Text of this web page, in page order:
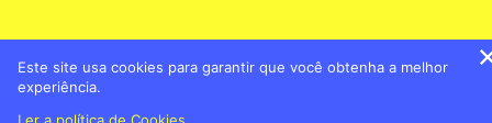
Este site usa cookies para garantir que você obtenha a melhor
experiência.